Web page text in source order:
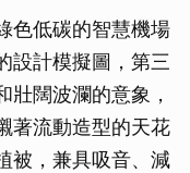
色低碳的智慧機場
設計模擬圖，第三
壯闊波瀾的意象，
著流動造型的天花
被，兼具吸音、減